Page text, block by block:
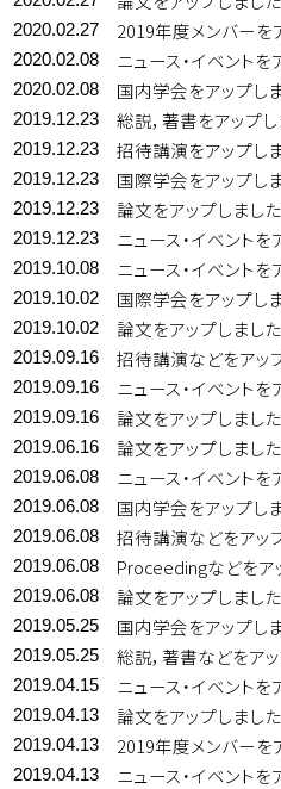
2020.02.27 2019年度メンバーを
2020.02.08 ニュース・イベントを
2020.02.08 国内学会をアップし
2019.12.23 総説，著書をアップ
2019.12.23 招待講演をアップし
2019.12.23 国際学会をアップし
2019.12.23 論文をアップしました
2019.12.23 ニュース・イベントを
2019.10.08 ニュース・イベントを
2019.10.02 国際学会をアップし
2019.10.02 論文をアップしました
2019.09.16 招待講演などをアッ
2019.09.16 ニュース・イベントを
2019.09.16 論文をアップしました
2019.06.16 論文をアップしました
2019.06.08 ニュース・イベントを
2019.06.08 国内学会をアップし
2019.06.08 招待講演などをアッ
2019.06.08 Proceedingなどをア
2019.06.08 論文をアップしました
2019.05.25 国内学会をアップし
2019.05.25 総説，著書などをア
2019.04.15 ニュース・イベントを
2019.04.13 論文をアップしました
2019.04.13 2019年度メンバーを
2019.04.13 ニュース・イベントを